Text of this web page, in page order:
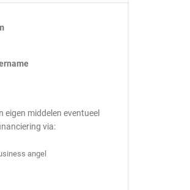
middelen eventueel
via:
angel